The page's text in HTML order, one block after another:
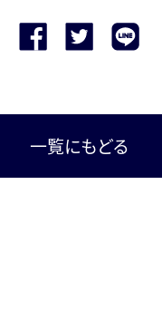
一覧にもどる